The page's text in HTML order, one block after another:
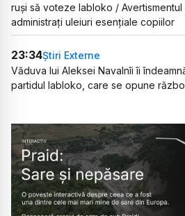
ruși să voteze Iabloko / Avertismentul
administrați uleiuri esențiale copiilor
23:34Știri Externe
Văduva lui Aleksei Navalnîi îi
partidul Iabloko, care se opune